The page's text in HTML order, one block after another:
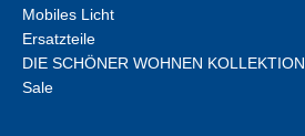
Mobiles Licht
Ersatzteile
DIE SCHÖNER WOHNEN KOLLEKTION
Sale